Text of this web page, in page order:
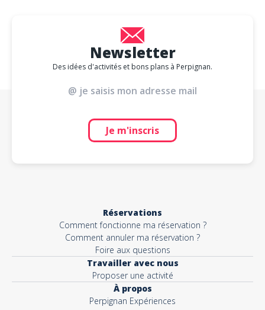
Newsletter
Des idées d'activités et bons plans à Perpignan.
Je m'inscris
Réservations
Comment fonctionne ma réservation ?
Comment annuler ma réservation ?
Foire aux questions
Travailler avec nous
Proposer une activité
À propos
Perpignan Expériences